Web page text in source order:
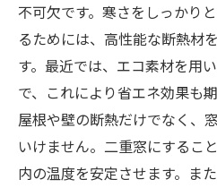
不可欠です。寒さをしっかり
るためには、高性能な断熱材
す。最近では、エコ素材を用
で、これにより省エネ効果も
屋根や壁の断熱だけでなく、
いけません。二重窓にするこ
内の温度を安定させます。ま